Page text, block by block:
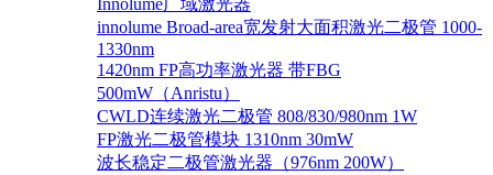
Innolume广域激光器
innolume Broad-area宽发射大面积激光二极管 1000-
1330nm
1420nm FP高功率激光器 带FBG
500mW（Anristu）
CWLD连续激光二极管 808/830/980nm 1W
FP激光二极管模块 1310nm 30mW
波长稳定二极管激光器（976nm 200W）